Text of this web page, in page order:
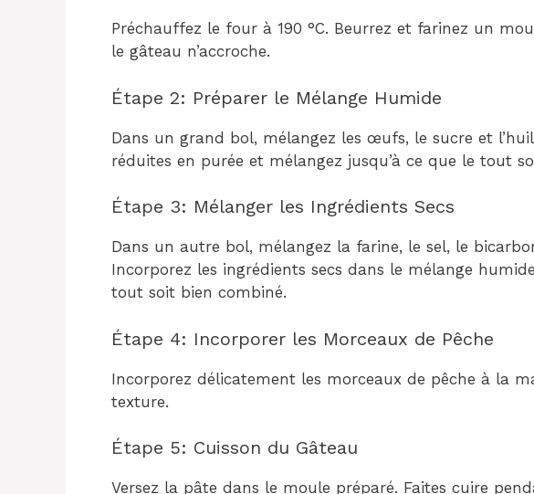
Préchauffez le four à 190 °C. Beurrez et farinez un
le gâteau n’accroche.
Étape 2: Préparer le Mélange Humide
Dans un grand bol, mélangez les œufs, le sucre et
réduites en purée et mélangez jusqu’à ce que le tout
Étape 3: Mélanger les Ingrédients Secs
Dans un autre bol, mélangez la farine, le sel, le
Incorporez les ingrédients secs dans le mélange
tout soit bien combiné.
Étape 4: Incorporer les Morceaux de Pêche
Incorporez délicatement les morceaux de pêche à la
texture.
Étape 5: Cuisson du Gâteau
Versez la pâte dans le moule préparé. Faites cuire